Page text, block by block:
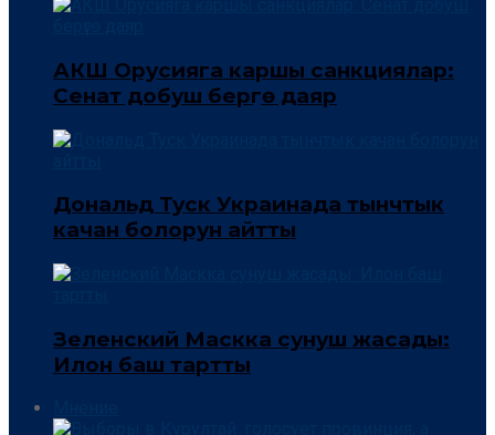
АКШ Орусияга каршы санкциялар:
Сенат добуш берүүгө даяр
Дональд Туск Украинада тынчтык
качан болорун айтты
Зеленский Маскка сунуш жасады:
Илон баш тартты